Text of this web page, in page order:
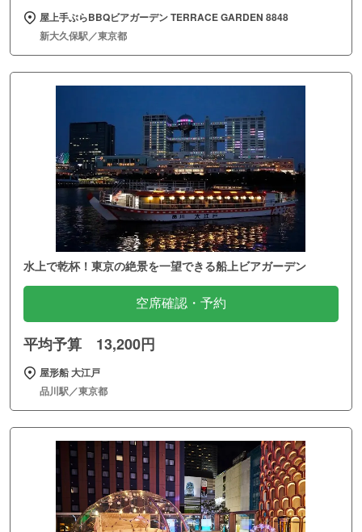
屋上手ぶらBBQビアガーデン TERRACE GARDEN 8848
新大久保駅／東京都
水上で乾杯！東京の絶景を一望できる船上ビアガーデン
空席確認・予約
平均予算 13,200円
屋形船 大江戸
品川駅／東京都